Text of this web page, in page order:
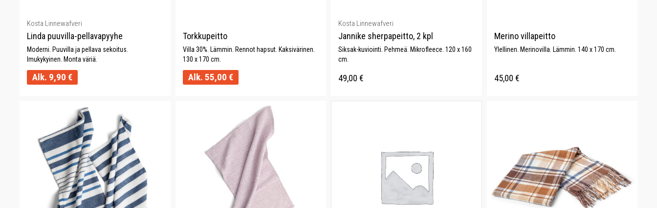
Kosta Linnewafveri
Linda puuvilla-pellavapyyhe
Moderni. Puuvilla ja pellava sekoitus.
Imukykyinen. Monta väriä.
Alk. 9,90 €
Torkkupeitto
Villa 30%. Lämmin. Rennot hapsut. Kaksivärinen.
130 x 170 cm.
Alk. 55,00 €
Kosta Linnewafveri
Jannike sherpapeitto, 2 kpl
Siksak-kuviointi. Pehmeä. Mikrofleece. 120 x 160
cm.
49,00 €
Merino villapeitto
Ylellinen. Merinovilla. Lämmin. 140 x 170 cm.
45,00 €